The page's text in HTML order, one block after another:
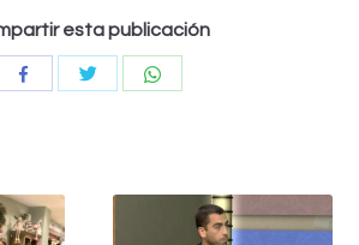
esta publicación
CompartirCompartir